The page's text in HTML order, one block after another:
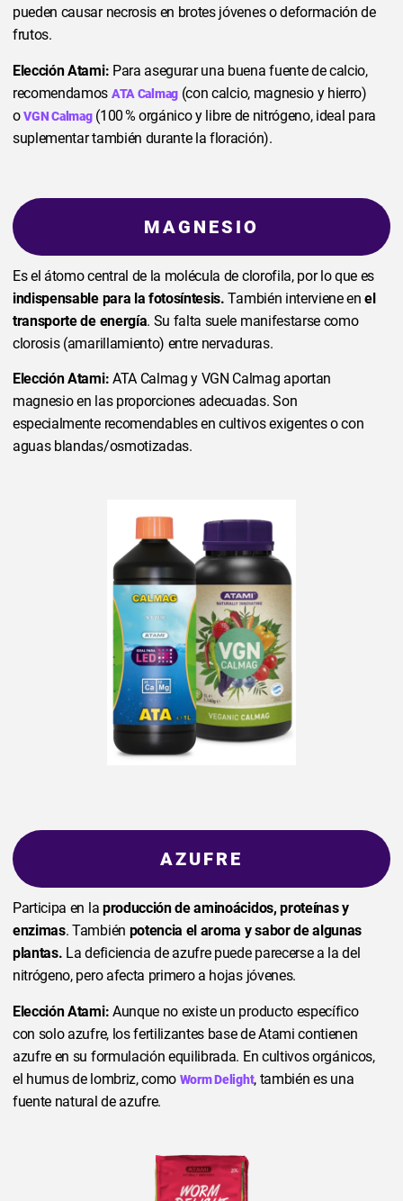
pueden causar necrosis en brotes jóvenes o deformación de
frutos.
Elección Atami: Para asegurar una buena fuente de calcio,
recomendamos ATA Calmag (con calcio, magnesio y hierro)
oVGN Calmag(100 % orgánico y libre de nitrógeno, ideal para
suplementar también durante la floración).
MAGNESIO
Es el átomo central de la molécula de clorofila, por lo que es
indispensable para la fotosíntesis. También interviene enel
transporte de energía. Su falta suele manifestarse como
clorosis (amarillamiento) entre nervaduras.
Elección Atami: ATA Calmag y VGN Calmag aportan
magnesio en las proporciones adecuadas. Son
especialmente recomendables en cultivos exigentes o con
aguas blandas/osmotizadas.
AZUFRE
Participa en la producción de aminoácidos, proteínas y
enzimas. También potencia el aroma y sabor de algunas
plantas. La deficiencia de azufre puede parecerse a la del
nitrógeno, pero afecta primero a hojas jóvenes.
Elección Atami: Aunque no existe un producto específico
con solo azufre, los fertilizantes base de Atami contienen
azufre en su formulación equilibrada. En cultivos orgánicos,
el humus de lombriz, como Worm Delight, también es una
fuente natural de azufre.